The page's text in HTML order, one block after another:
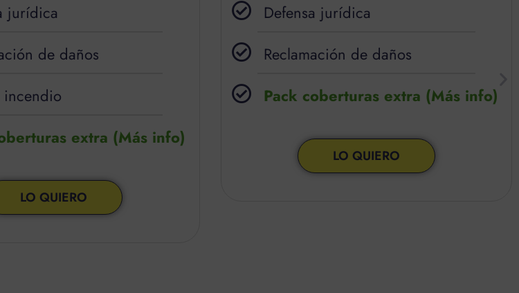
jurídica
de daños
incendio
extra (Más info)
LO QUIERO
Defensa jurídica
Reclamación de daños
Pack coberturas extra (Más info)
LO QUIERO